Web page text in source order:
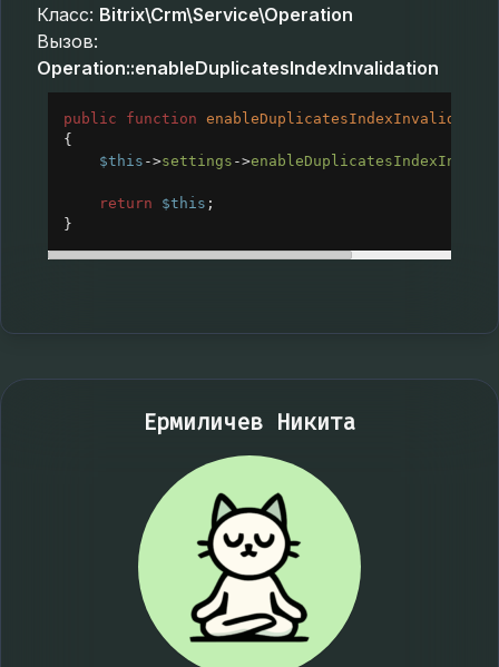
Класс: Bitrix\Crm\Service\Operation
Вызов:
Operation::enableDuplicatesIndexInvalidation
public function enableDuplicatesIndexInvalidation
{
$this ->settings ->
return $this ;
}
Ермиличев Никита